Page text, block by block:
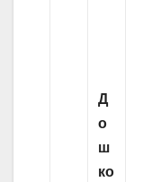
Д
о
ш
ко